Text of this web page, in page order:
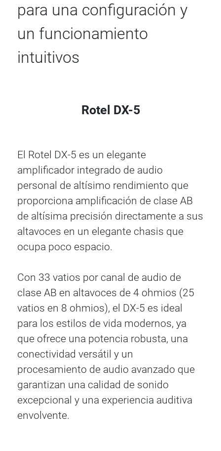
para una configuración y
un funcionamiento
intuitivos
Rotel DX-5
El Rotel DX-5 es un elegante
amplificador integrado de audio
personal de altísimo rendimiento que
proporciona amplificación de clase AB
de altísima precisión directamente a sus
altavoces en un elegante chasis que
ocupa poco espacio.
Con 33 vatios por canal de audio de
clase AB en altavoces de 4 ohmios (25
vatios en 8 ohmios), el DX-5 es ideal
para los estilos de vida modernos, ya
que ofrece una potencia robusta, una
conectividad versátil y un
procesamiento de audio avanzado que
garantizan una calidad de sonido
excepcional y una experiencia auditiva
envolvente.